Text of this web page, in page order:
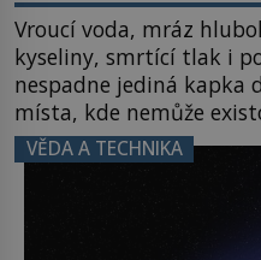
Vroucí voda, mráz
kyseliny, smrtící tlak i
nespadne jediná kapka
místa, kde nemůže
právě tady vědci
posouvají hranice
napovídá, kde bychom
VĚDA A TECHNIKA